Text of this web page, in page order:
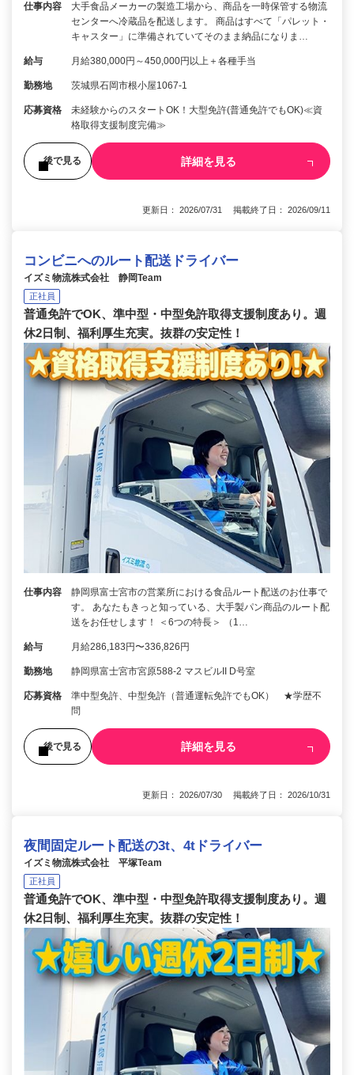
仕事内容
大手食品メーカーの製造工場から、商品を一時保管する物流
センターへ冷蔵品を配送します。 商品はすべて「パレット・
キャスター」に準備されていてそのまま納品になりま…
給与 月給380,000円～450,000円以上＋各種手当
勤務地 茨城県石岡市根小屋1067-1
応募資格
未経験からのスタートOK！大型免許(普通免許でもOK)≪資
格取得支援制度完備≫
後で見る 詳細を見る
更新日： 2026/07/31 掲載終了日： 2026/09/11
コンビニへのルート配送ドライバー
イズミ物流株式会社 静岡Team
正社員
普通免許でOK、準中型・中型免許取得支援制度あり。週
休2日制、福利厚生充実。抜群の安定性！
仕事内容
静岡県富士宮市の営業所における食品ルート配送のお仕事で
す。 あなたもきっと知っている、大手製パン商品のルート配
送をお任せします！ ＜6つの特長＞ （1…
給与 月給286,183円〜336,826円
勤務地 静岡県富士宮市宮原588-2 マスビルII D号室
応募資格
準中型免許、中型免許（普通運転免許でもOK） ★学歴不
問
後で見る 詳細を見る
更新日： 2026/07/30 掲載終了日： 2026/10/31
夜間固定ルート配送の3t、4tドライバー
イズミ物流株式会社 平塚Team
正社員
普通免許でOK、準中型・中型免許取得支援制度あり。週
休2日制、福利厚生充実。抜群の安定性！